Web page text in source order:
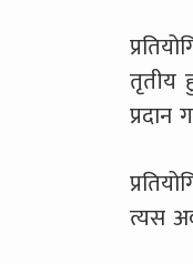
तृतीय
प्रदान
त्यस